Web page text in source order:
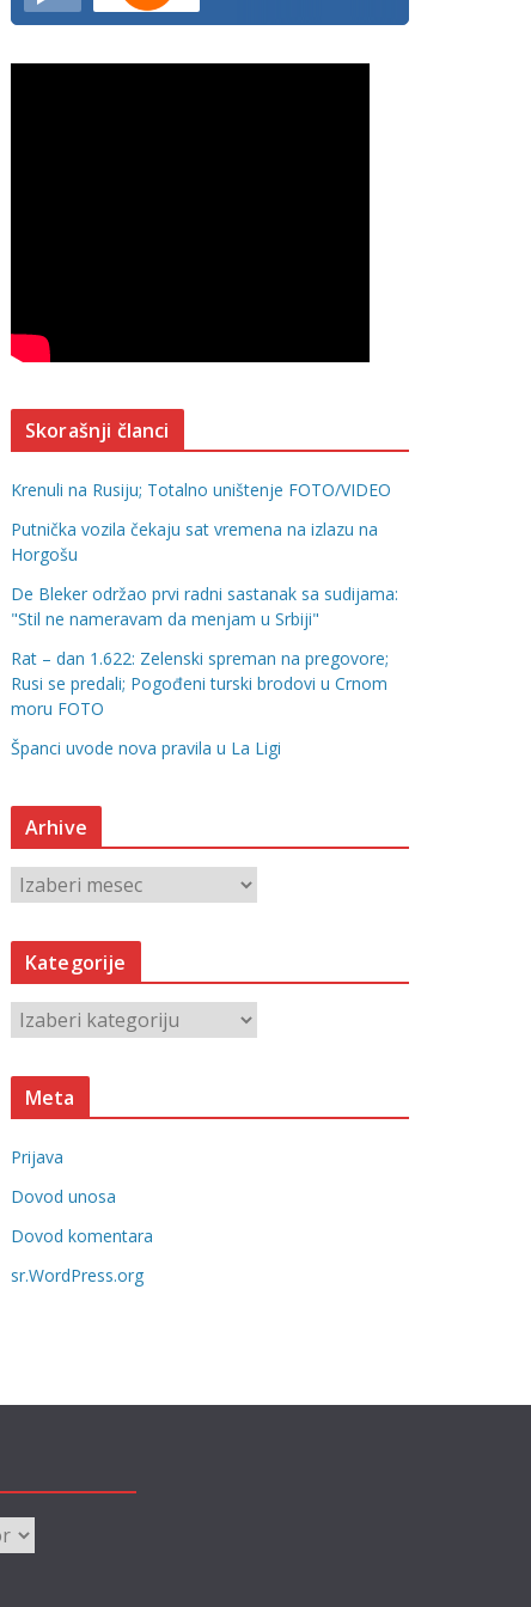
Skorašnji članci
Krenuli na Rusiju; Totalno uništenje FOTO/VIDEO
Putnička vozila čekaju sat vremena na izlazu na
Horgošu
De Bleker održao prvi radni sastanak sa sudijama:
"Stil ne nameravam da menjam u Srbiji"
Rat – dan 1.622: Zelenski spreman na pregovore;
Rusi se predali; Pogođeni turski brodovi u Crnom
moru FOTO
Španci uvode nova pravila u La Ligi
Arhive
r
h
v
Kategorije
a
t
o
r
i
e
Meta
Prijava
Dovod unosa
Dovod komentara
sr.WordPress.org